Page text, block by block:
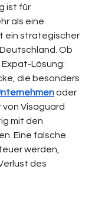
ist für
als eine
ein strategischer
Ob
Expat-Lösung:
die besonders
oder
Visaguard
mit den
Eine falsche
werden,
des